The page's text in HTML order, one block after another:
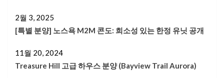
2월 3, 2025
[특별 분양] 노스욕 M2M 콘도: 희소성 있는 한정 유닛 공개
11월 20, 2024
Treasure Hill 고급 하우스 분양 (Bayview Trail Aurora)